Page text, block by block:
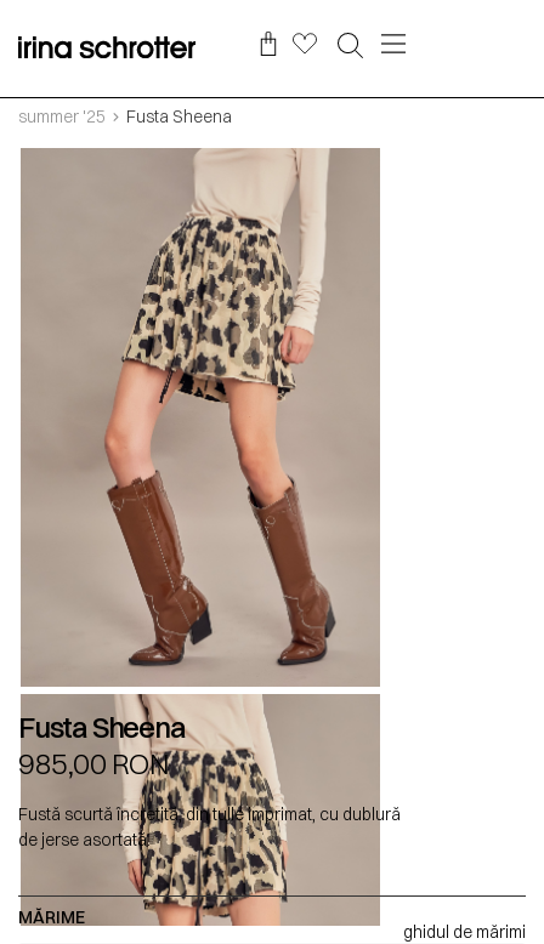
summer '25 Fusta Sheena
Fusta Sheena
985,00 RON
Fustă scurtă încrețită, din tulle imprimat, cu dublură
de jerse asortată.
MĂRIME
ghidul de mărimi